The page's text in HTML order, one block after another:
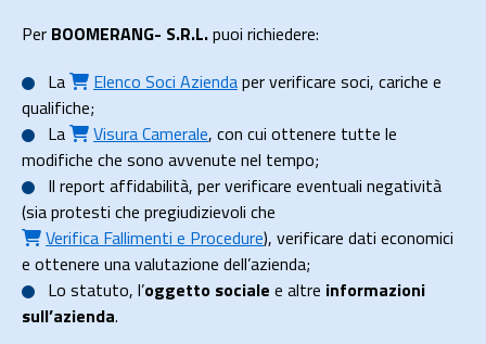
Per BOOMERANG- S.R.L.puoi richiedere:
La
Elenco Soci Aziendaper verificare soci, cariche e
qualifiche;
La
Visura Camerale, con cui ottenere tutte le
modifiche che sono avvenute nel tempo;
Il report affidabilità, per verificare eventuali negatività
(sia protesti che pregiudizievoli che
Verifica Fallimenti e Procedure), verificare dati economici
e ottenere una valutazione dell’azienda;
Lo statuto, l’oggetto sociale e altre informazioni
sull’azienda.